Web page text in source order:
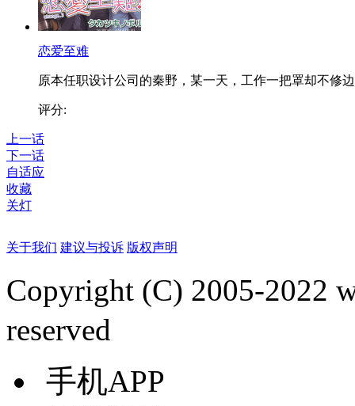
恋爱至难
原本任职设计公司的秦野，某一天，工作一把罩却不修
评分:
上一话
下一话
自适应
收藏
关灯
关于我们 建议与投诉 版权声明
Copyright (C) 2005-2022
reserved
手机APP